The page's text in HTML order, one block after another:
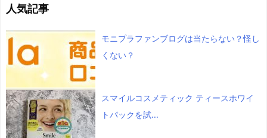
人気記事
モニプラファンブログは当たらない？怪し
くない？
スマイルコスメティック ティースホワイ
トパックを試...